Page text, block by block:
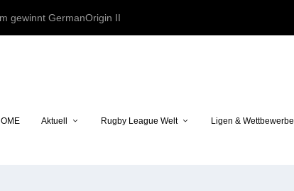
gewinnt GermanOrigin II
Aktuell Rugby League Welt Ligen & Wettbewerbe